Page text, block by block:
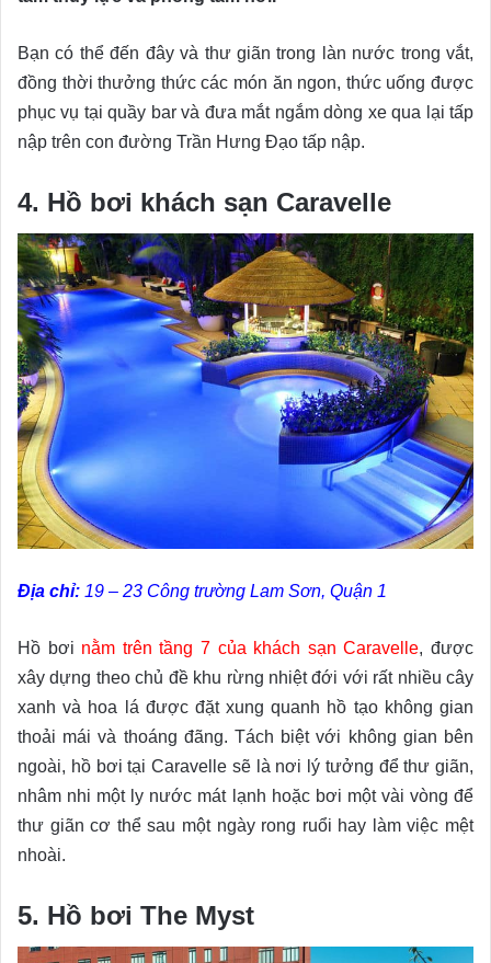
Bạn có thể đến đây và thư giãn trong làn nước trong vắt,
đồng thời thưởng thức các món ăn ngon, thức uống được
phục vụ tại quầy bar và đưa mắt ngắm dòng xe qua lại tấp
nập trên con đường Trần Hưng Đạo tấp nập.
4. Hồ bơi khách sạn Caravelle
Địa chỉ: 19 – 23 Công trường Lam Sơn, Quận 1
Hồ bơi nằm trên tầng 7 của khách sạn Caravelle, được
xây dựng theo chủ đề khu rừng nhiệt đới với rất nhiều cây
xanh và hoa lá được đặt xung quanh hồ tạo không gian
thoải mái và thoáng đãng. Tách biệt với không gian bên
ngoài, hồ bơi tại Caravelle sẽ là nơi lý tưởng để thư giãn,
nhâm nhi một ly nước mát lạnh hoặc bơi một vài vòng để
thư giãn cơ thể sau một ngày rong ruổi hay làm việc mệt
nhoài.
5. Hồ bơi The Myst